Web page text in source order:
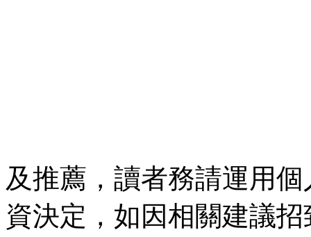
及推薦，讀者務請運用
資決定，如因相關建議